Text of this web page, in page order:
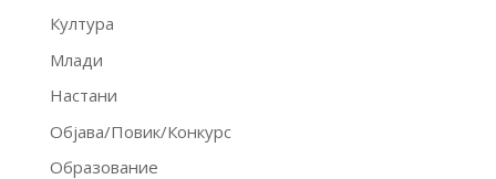
Култура
Млади
Настани
Објава/Повик/Конкурс
Образование